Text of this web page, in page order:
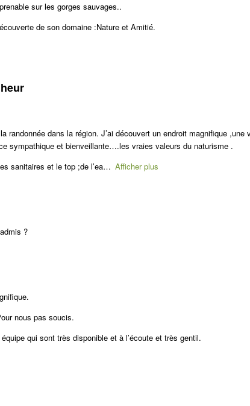
sur les gorges sauvages..
de son domaine :Nature et Amitié.
randonnée dans la région. J’ai découvert un endroit magnifique
sympathique et bienveillante….les vraies valeurs du naturisme .
sanitaires et le top ;de l’ea
Afficher plus
?
nous pas soucis.
qui sont très disponible et à l’écoute et très gentil.